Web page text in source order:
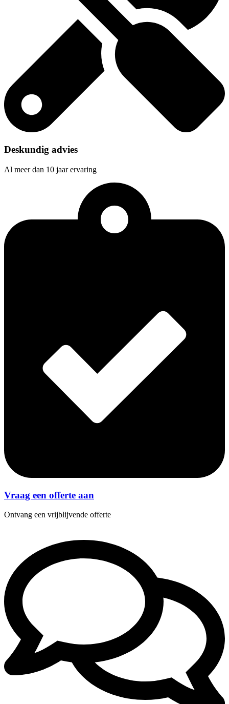
Deskundig advies
Al meer dan 10 jaar ervaring
Vraag een offerte aan
Ontvang een vrijblijvende offerte